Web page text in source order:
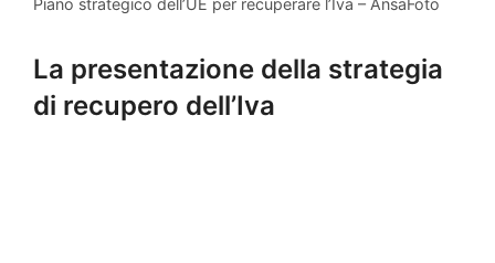
Piano strategico dell’UE per recuperare l’Iva – AnsaFoto
La presentazione della strategia
di recupero dell’Iva